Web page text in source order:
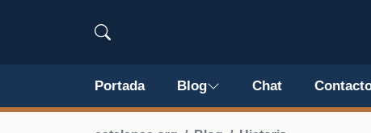
Portada Blog Chat